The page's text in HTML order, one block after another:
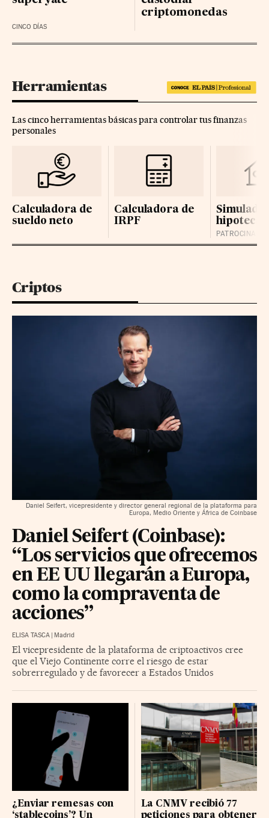
CINCO DÍAS
criptomonedas
Herramientas
Las cinco herramientas básicas para controlar tus finanzas
personales
Calculadora de
sueldo neto
Calculadora de
IRPF
hipotecas
Criptos
Daniel Seifert, vicepresidente y director general regional de la plataforma para
Europa, Medio Oriente y África de Coinbase
Daniel Seifert (Coinbase):
“Los servicios que ofrecemos
en EE UU llegarán a Europa,
como la compraventa de
acciones”
ELISA TASCA Madrid
El vicepresidente de la plataforma de criptoactivos cree
que el Viejo Continente corre el riesgo de estar
sobrerregulado y de favorecer a Estados Unidos
¿Enviar remesas con
‘stablecoins’? Un
La CNMV recibió 77
peticiones para obtener